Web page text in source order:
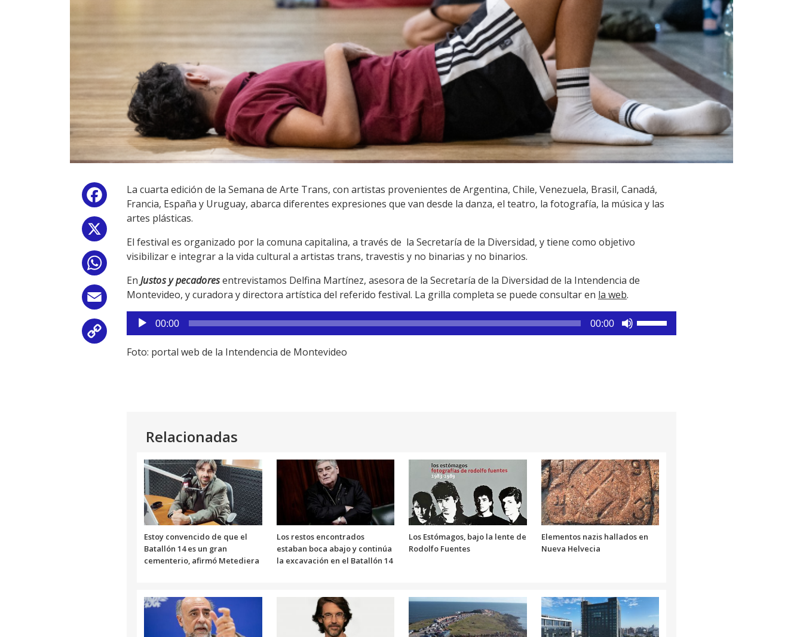
Facebook
Email
Copy
Link
La cuarta edición de la Semana de Arte Trans, con artistas provenientes de Argentina, Chile, Venezuela, Brasil, Canadá,
Francia, España y Uruguay, abarca diferentes expresiones que van desde la danza, el teatro, la fotografía, la música y las
artes plásticas.
El festival es organizado por la comuna capitalina, a través de la Secretaría de la Diversidad, y tiene como objetivo
visibilizar e integrar a la vida cultural a artistas trans, travestis y no binarias y no binarios.
En Justos y pecadoresentrevistamos Delfina Martínez, asesora de la Secretaría de la Diversidad de la Intendencia de
Montevideo, y curadora y directora artística del referido festival. La grilla completa se puede consultar en la web.
Reproductor
de
audio
00:00 00:00
el
volumen.
Foto: portal web de la Intendencia de Montevideo
Relacionadas
Estoy convencido de que el
Batallón 14 es un gran
cementerio, afirmó Metediera
Los restos encontrados
estaban boca abajo y continúa
la excavación en el Batallón 14
Los Estómagos, bajo la lente de
Rodolfo Fuentes
Elementos nazis hallados en
Nueva Helvecia